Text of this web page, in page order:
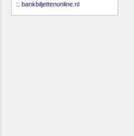
:. bankbiljettenonline.nl